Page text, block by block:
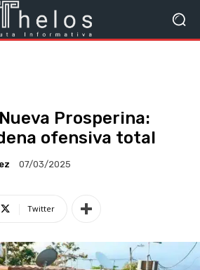
Prosperina:
ofensiva total
07/03/2025
Twitter